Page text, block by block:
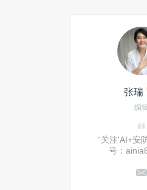
张瑞
编
“关注'AI+安
号：